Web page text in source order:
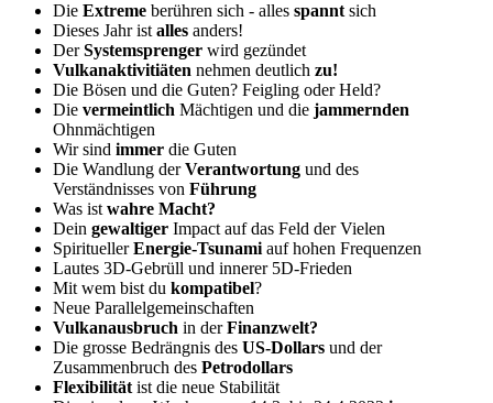
Die Extreme berühren sich - alles spannt sich
Dieses Jahr ist alles anders!
DerSystemsprenger wird gezündet
Vulkanaktivitiäten nehmen deutlich zu!
Die Bösen und die Guten? Feigling oder Held?
Die vermeintlich Mächtigen und die jammernden
Ohnmächtigen
Wir sind immer die Guten
Die Wandlung derVerantwortung und des
Verständnisses von Führung
Was ist wahre Macht?
Dein gewaltiger Impact auf das Feld der Vielen
SpirituellerEnergie-Tsunami auf hohen Frequenzen
Lautes 3D-Gebrüll und innerer 5D-Frieden
Mit wem bist du kompatibel?
Neue Parallelgemeinschaften
Vulkanausbruch in derFinanzwelt?
Die grosse Bedrängnis des US-Dollars und der
Zusammenbruch des Petrodollars
Flexibilität ist die neue Stabilität